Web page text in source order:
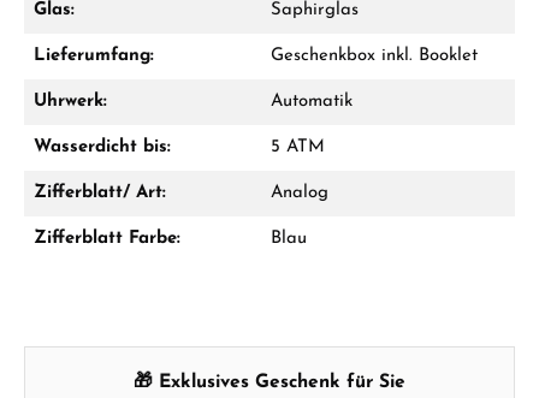
Geschenk im Warenkorb.
GESCHENKE ANSEHEN
Glas: Saphirglas
Lieferumfang: Geschenkbox inkl. Booklet
Uhrwerk: Automatik
Wasserdicht bis: 5 ATM
Zifferblatt/ Art: Analog
Zifferblatt Farbe: Blau
🎁 Exklusives Geschenk für Sie